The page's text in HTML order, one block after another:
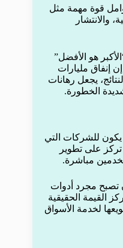
قوة مهمة مثل
والانتشار
هو الأفضل”
إنفاق مليارات
يجعل رهانات
الخطورة.
يكون للشركات التي
تركز على تطوير
مباشرة.
تصبح مجرد أدوات
القيمة الحقيقية
لخدمة الأسواق